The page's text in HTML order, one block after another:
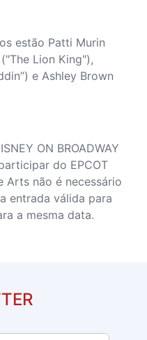
estão Patti Murin
Lion King"),
e Ashley Brown
ON BROADWAY
do EPCOT
Arts não é necessário
entrada válida para
a mesma data.